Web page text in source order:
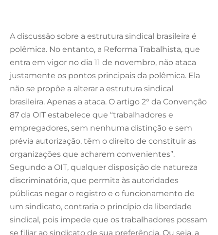
A discussão sobre a estrutura sindical brasileira é
polêmica. No entanto, a Reforma Trabalhista, que
entra em vigor no dia 11 de novembro, não ataca
justamente os pontos principais da polêmica. Ela
não se propõe a alterar a estrutura sindical
brasileira. Apenas a ataca. O artigo 2° da Convenção
87 da OIT estabelece que “trabalhadores e
empregadores, sem nenhuma distinção e sem
prévia autorização, têm o direito de constituir as
organizações que acharem convenientes”.
Segundo a OIT, qualquer disposição de natureza
discriminatória, que permita às autoridades
públicas negar o registro e o funcionamento de
um sindicato, contraria o princípio da liberdade
sindical, pois impede que os trabalhadores possam
se filiar ao sindicato de sua preferência. Ou seja, a